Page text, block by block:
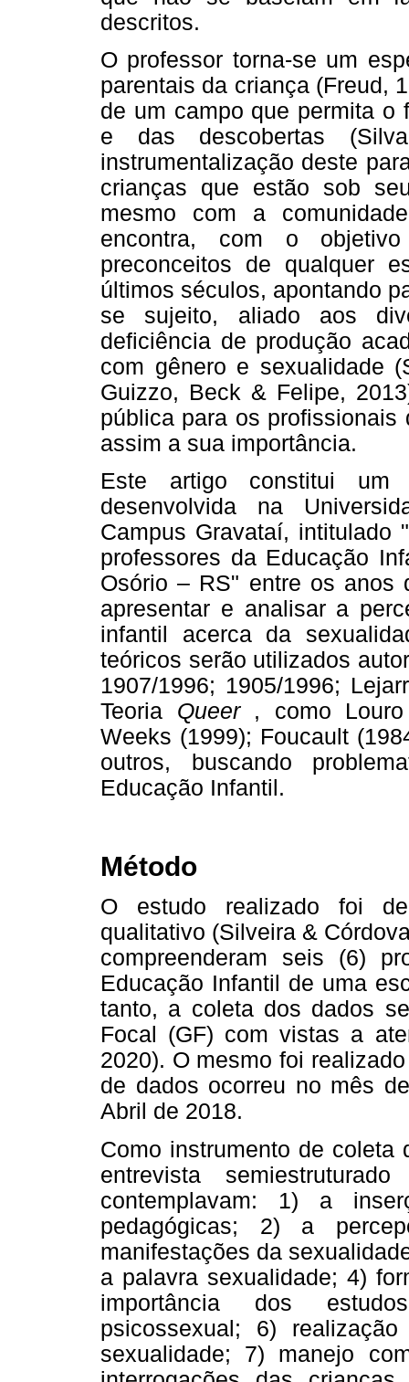
descritos.
O professor torna-se um
parentais da criança (Freud,
de um campo que permita o
e das descobertas
instrumentalização deste
crianças que estão sob
mesmo com a
encontra, com o
preconceitos de qualquer
últimos séculos, apontando
se sujeito, aliado aos
deficiência de produção
com gênero e sexualidade
Guizzo, Beck & Felipe,
pública para os
assim a sua importância.
Este artigo constitui um
desenvolvida na
Campus Gravataí, intitulado
professores da Educação
Osório – RS" entre os anos
apresentar e analisar a
infantil acerca da
teóricos serão utilizados
1907/1996; 1905/1996;
Teoria Queer, como Louro
Weeks (1999); Foucault
outros, buscando
Educação Infantil.
Método
O estudo realizado foi
qualitativo (Silveira &
compreenderam seis (6)
Educação Infantil de uma
tanto, a coleta dos dados
Focal (GF) com vistas a
2020). O mesmo foi
de dados ocorreu no mês
Abril de 2018.
Como instrumento de
entrevista
contemplavam: 1) a
pedagógicas; 2) a
manifestações da
a palavra sexualidade; 4)
importância dos
psicossexual; 6)
sexualidade; 7) manejo